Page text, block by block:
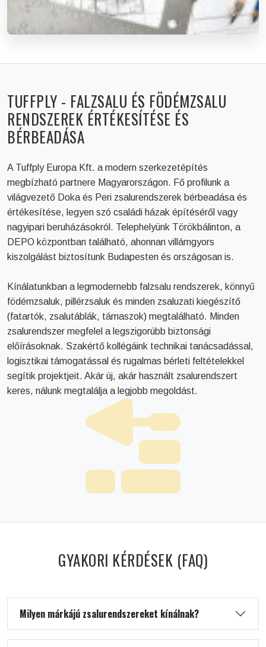
ZSALUTECHNIKAI INFÓK
letöltése.
Megnyitás
TUFFPLY - FALZSALU ÉS FÖDÉMZSALU
RENDSZEREK ÉRTÉKESÍTÉSE ÉS
BÉRBEADÁSA
A Tuffply Europa Kft. a modern szerkezetépítés
megbízható partnere Magyarországon. Fő profilunk a
világvezető Doka és Peri zsalurendszerek bérbeadása és
értékesítése, legyen szó családi házak építéséről vagy
nagyipari beruházásokról. Telephelyünk Törökbálinton, a
DEPO központban található, ahonnan villámgyors
kiszolgálást biztosítunk Budapesten és országosan is.
Kínálatunkban a legmodernebb falzsalu rendszerek, könnyű
födémzsaluk, pillérzsaluk és minden zsaluzati kiegészítő
(fatartók, zsalutáblák, támaszok) megtalálható. Minden
zsalurendszer megfelel a legszigorúbb biztonsági
előírásoknak. Szakértő kollégáink technikai tanácsadással,
logisztikai támogatással és rugalmas bérleti feltételekkel
segítik projektjeit. Akár új, akár használt zsalurendszert
keres, nálunk megtalálja a legjobb megoldást.
GYAKORI KÉRDÉSEK (FAQ)
Milyen márkájú zsalurendszereket kínálnak?